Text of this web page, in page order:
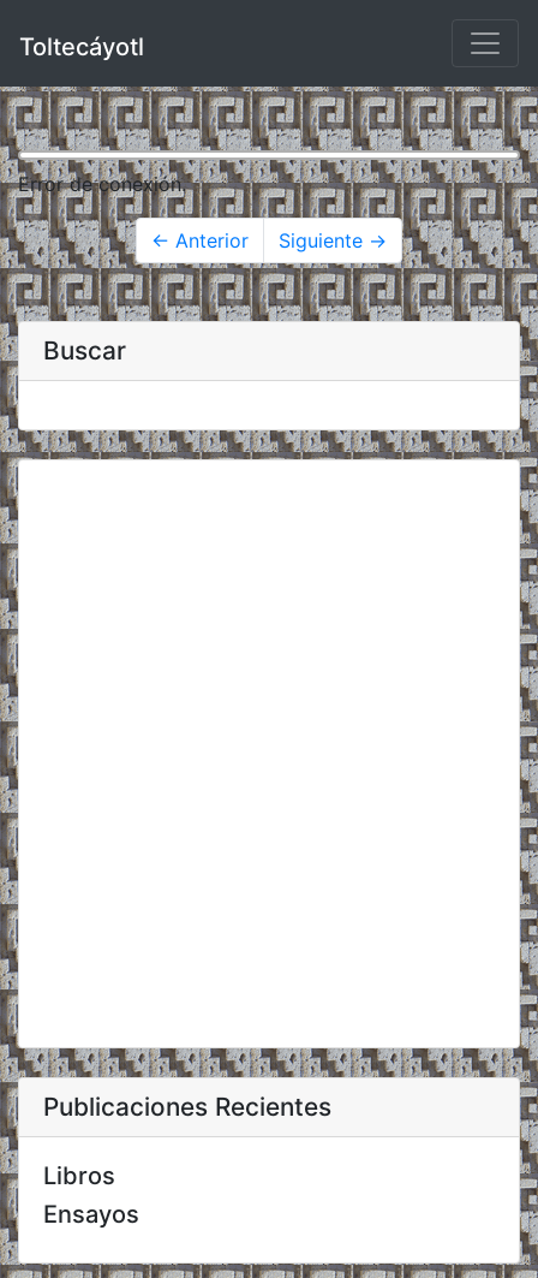
Toltecáyotl
Error de conexión.
← Anterior Siguiente →
Buscar
Publicaciones Recientes
Libros
Ensayos